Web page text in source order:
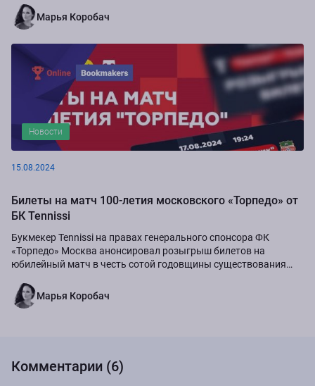
Марья Коробач
Новости
15.08.2024
Билеты на матч 100-летия московского «Торпедо» от
БК Tennissi
Букмекер Tennissi на правах генерального спонсора ФК
«Торпедо» Москва анонсировал розыгрыш билетов на
юбилейный матч в честь сотой годовщины существования
Марья Коробач
Комментарии (6)